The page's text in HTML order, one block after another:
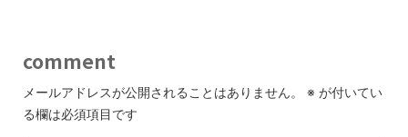
comment
メールアドレスが公開されることはありません。 ※ が付いてい
る欄は必須項目です